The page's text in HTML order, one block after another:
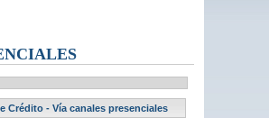
Crédito - Vía canales presenciales